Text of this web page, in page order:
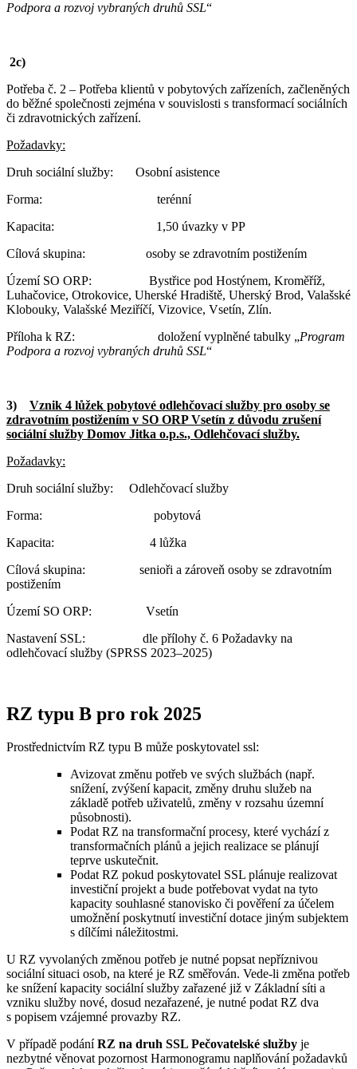
Podpora a rozvoj vybraných druhů SSL“
2c)
Potřeba č. 2 – Potřeba klientů v pobytových zařízeních, začleněných
do běžné společnosti zejména v souvislosti s transformací sociálních
či zdravotnických zařízení.
Požadavky:
Druh sociální služby: Osobní asistence
Forma: terénní
Kapacita: 1,50 úvazky v PP
Cílová skupina: osoby se zdravotním postižením
Území SO ORP: Bystřice pod Hostýnem, Kroměříž,
Luhačovice, Otrokovice, Uherské Hradiště, Uherský Brod, Valašské
Klobouky, Valašské Meziříčí, Vizovice, Vsetín, Zlín.
Příloha k RZ: doložení vyplněné tabulky „Program
Podpora a rozvoj vybraných druhů SSL“
3) Vznik 4 lůžek pobytové odlehčovací služby pro osoby se
zdravotním postižením v SO ORP Vsetín z důvodu zrušení
sociální služby Domov Jitka o.p.s., Odlehčovací služby.
Požadavky:
Druh sociální služby: Odlehčovací služby
Forma: pobytová
Kapacita: 4 lůžka
Cílová skupina: senioři a zároveň osoby se zdravotním
postižením
Území SO ORP: Vsetín
Nastavení SSL: dle přílohy č. 6 Požadavky na
odlehčovací služby (SPRSS 2023–2025)
RZ typu B pro rok 2025
Prostřednictvím RZ typu B může poskytovatel ssl:
Avizovat změnu potřeb ve svých službách (např.
snížení, zvýšení kapacit, změny druhu služeb na
základě potřeb uživatelů, změny v rozsahu územní
působnosti).
Podat RZ na transformační procesy, které vychází z
transformačních plánů a jejich realizace se plánují
teprve uskutečnit.
Podat RZ pokud poskytovatel SSL plánuje realizovat
investiční projekt a bude potřebovat vydat na tyto
kapacity souhlasné stanovisko či pověření za účelem
umožnění poskytnutí investiční dotace jiným subjektem
s dílčími náležitostmi.
U RZ vyvolaných změnou potřeb je nutné popsat nepříznivou
sociální situaci osob, na které je RZ směřován. Vede-li změna potřeb
ke snížení kapacity sociální služby zařazené již v Základní síti a
vzniku služby nové, dosud nezařazené, je nutné podat RZ dva
s popisem vzájemné provazby RZ.
V případě podání RZ na druh SSL Pečovatelské služby je
nezbytné věnovat pozornost Harmonogramu naplňování požadavků